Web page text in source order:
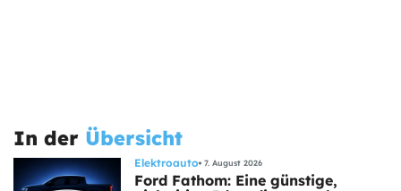
In der Übersicht
Elektroauto 7. August 2026
Ford Fathom: Eine günstige,